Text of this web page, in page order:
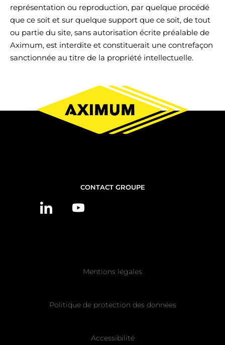
représentation ou reproduction, par quelque procédé
que ce soit et sur quelque support que ce soit, de tout
ou partie du site, sans autorisation écrite préalable de
Aximum, est interdite et constituerait une contrefaçon
sanctionnée au titre de la propriété intellectuelle.
CONTACT GROUPE
Mentions légales
Politique de protection des données
Accessibilité